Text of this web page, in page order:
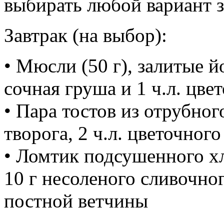
выбирать любой вариант
Завтрак (на выбор):
• Мюсли (50 г), залитые
сочная груша и 1 ч.л.
• Пара тостов из
творога, 2 ч.л.
• Ломтик подсушенного
10 г несоленого
постной ветчины